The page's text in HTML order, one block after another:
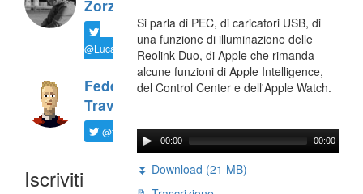
Zorzi
@LucaTNT
Federico
Travaini
@ftrava
Iscriviti
Si parla di PEC, di caricatori USB, di
una funzione di illuminazione delle
Reolink Duo, di Apple che rimanda
alcune funzioni di Apple Intelligence,
del Control Center e dell'Apple Watch.
00:00 00:00
⏬ Download (21 MB)